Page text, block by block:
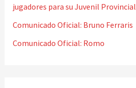
:jugadores para su Juvenil Provincial
Comunicado Oficial: Bruno Ferraris
Comunicado Oficial: Romo